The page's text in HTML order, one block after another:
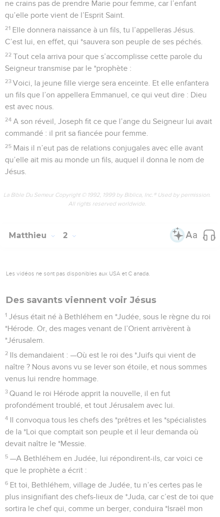
Jésus.
La Bible Du Semeur Copyright © 1992, 1999 by Biblica, Inc.® Used by permission.
All rights reserved worldwide.
Matthieu 2
Les vidéos ne sont pas disponibles aux USA et C anada.
Des savants viennent voir Jésus
Jésus était né à Bethléhem en *Judée, sous le règne du roi
*Hérode. Or, des mages venant de l’Orient arrivèrent à
*Jérusalem.
naître ? Nous avons vu se lever son étoile, et nous sommes
profondément troublé, et tout Jérusalem avec lui.
devait naître le *Messie.
que le prophète a écrit :
6 Et toi, Bethléhem, village de Judée, tu n’es certes pas le
plus insignifiant des chefs-lieux de *Juda, car c’est de toi que
sortira le chef qui, comme un berger, conduira *Israël mon
peuple.
7 Là-dessus, Hérode fit appeler secrètement les mages et se
fit préciser à quel moment l’étoile leur était apparue.
8 Puis il les envoya à Bethléhem en disant : —Allez là-bas et
renseignez-vous avec précision sur cet enfant ; puis, quand
vous l’aurez trouvé, venez me le faire savoir, pour que j’aille,
moi aussi, lui rendre hommage.
9 Quand le roi leur eut donné ces instructions, les mages se
mirent en route. Et voici : l’étoile qu’ils avaient vu se lever
les précédait. Elle parvint au-dessus de l’endroit où se
trouvait le petit enfant. Et là, elle s’arrêta.
10 En revoyant l’étoile, les mages furent remplis de joie.
11 Ils entrèrent dans la maison, virent l’enfant avec Marie, sa